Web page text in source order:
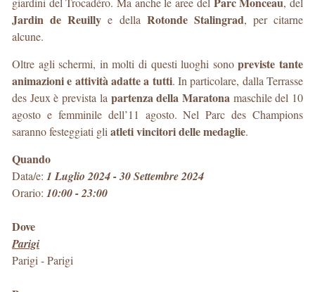
Jardin de Reuilly e della Rotonde Stalingrad, per citarne
alcune.
Oltre agli schermi, in molti di questi luoghi sonopreviste tante
animazioni e attività adatte a tutti. In particolare, dalla Terrasse
des Jeux è prevista la partenza della Maratona maschile del 10
agosto e femminile dell’11 agosto. Nel Parc des Champions
saranno festeggiati gli atleti vincitori delle medaglie.
Quando
Data/e: 1 Luglio 2024 - 30 Settembre 2024
Orario: 10:00 - 23:00
Dove
Parigi
Parigi -Parigi